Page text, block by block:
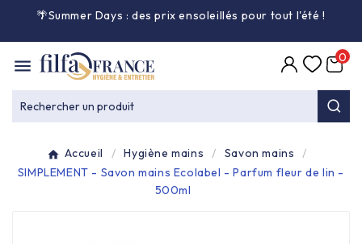
🌴Summer Days : des prix ensoleillés pour tout l'été!

Entretien général
Équipement & matériel 
Collecte des déchets 
Rechercher un produit
0
Accueil Hygiène mains
Savon mains
SIMPLEMENT - Savon mains Ecolabel - Parfum fleur de lin -
500ml